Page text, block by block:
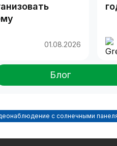
01.08.2026
Блог
с солнечными